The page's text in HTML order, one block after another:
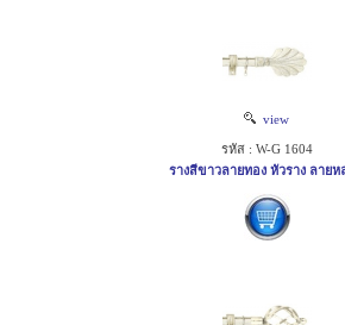
view
รหัส : W-G 1604
รางสีขาวลายทอง หัวราง ลายห